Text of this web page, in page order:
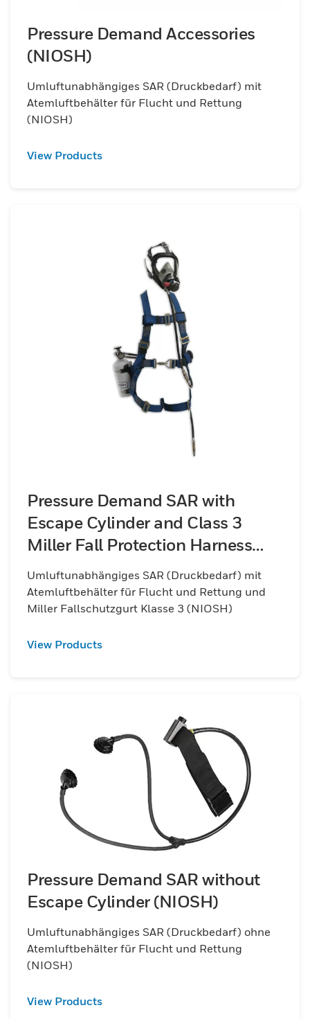
Pressure Demand Accessories
(NIOSH)
Umluftunabhängiges SAR (Druckbedarf) mit
Atemluftbehälter für Flucht und Rettung
(NIOSH)
View Products
Pressure Demand SAR with
Escape Cylinder and Class 3
Miller Fall Protection Harness
(NIOSH)
Umluftunabhängiges SAR (Druckbedarf) mit
Atemluftbehälter für Flucht und Rettung und
Miller Fallschutzgurt Klasse 3 (NIOSH)
View Products
Pressure Demand SAR without
Escape Cylinder (NIOSH)
Umluftunabhängiges SAR (Druckbedarf) ohne
Atemluftbehälter für Flucht und Rettung
(NIOSH)
View Products